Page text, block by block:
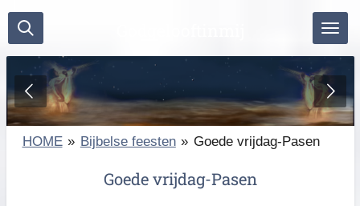
Ga
direct
naar
de
hoofdinhoud
HOME » Bijbelse feesten » Goede vrijdag-Pasen
Goede vrijdag-Pasen